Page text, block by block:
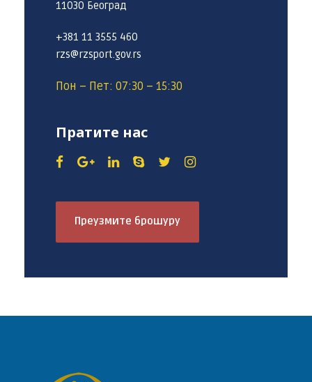
11030 Београд
+381 11 3555 460
rzs@rzsport.gov.rs
Пон – Пет: 07:30 – 15:30
Пратите нас
Преузмите брошуру